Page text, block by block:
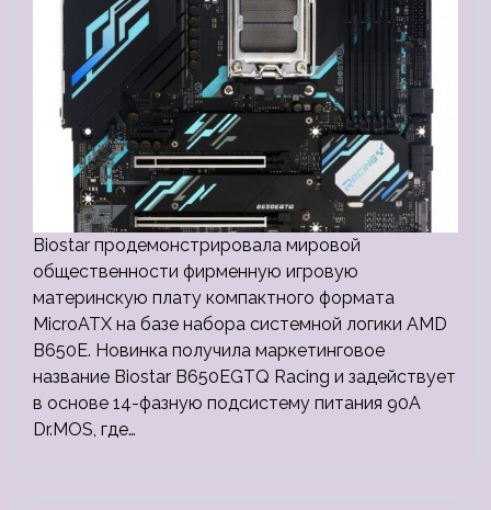
Biostar продемонстрировала мировой
общественности фирменную игровую
материнскую плату компактного формата
MicroATX на базе набора системной логики AMD
B650E. Новинка получила маркетинговое
название Biostar B650EGTQ Racing и задействует
в основе 14-фазную подсистему питания 90A
Dr.MOS, где…